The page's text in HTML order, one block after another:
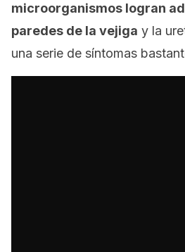
microorganismos logran
paredes de la vejiga y la
una serie de síntomas